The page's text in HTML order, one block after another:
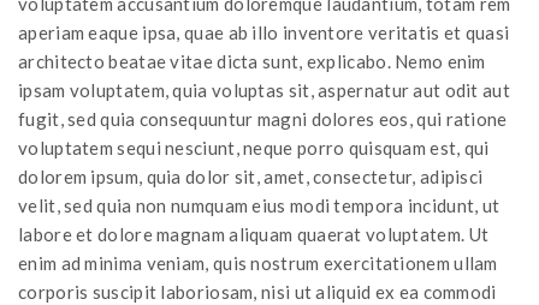
aperiam eaque ipsa, quae ab illo inventore veritatis et quasi
architecto beatae vitae dicta sunt, explicabo. Nemo enim
ipsam voluptatem, quia voluptas sit, aspernatur aut odit aut
fugit, sed quia consequuntur magni dolores eos, qui ratione
voluptatem sequi nesciunt, neque porro quisquam est, qui
dolorem ipsum, quia dolor sit, amet, consectetur, adipisci
velit, sed quia non numquam eius modi tempora incidunt, ut
labore et dolore magnam aliquam quaerat voluptatem. Ut
enim ad minima veniam, quis nostrum exercitationem ullam
corporis suscipit laboriosam, nisi ut aliquid ex ea commodi